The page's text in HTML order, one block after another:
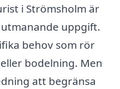
i Strömsholm är
uppgift.
behov som rör
bodelning. Men
att begränsa